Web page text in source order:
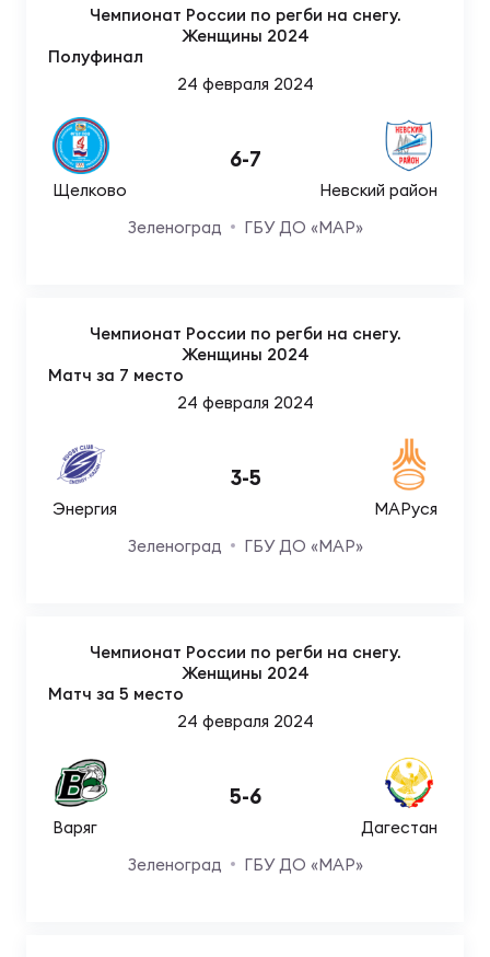
Чемпионат России по регби на снегу.
Женщины 2024
Полуфинал
24 февраля 2024
Щелково
6-7
Невский район
Зеленоград
ГБУ ДО «МАР»
Чемпионат России по регби на снегу.
Женщины 2024
Матч за 7 место
24 февраля 2024
Энергия
3-5
МАРуся
Зеленоград
ГБУ ДО «МАР»
Чемпионат России по регби на снегу.
Женщины 2024
Матч за 5 место
24 февраля 2024
Варяг
5-6
Дагестан
Зеленоград
ГБУ ДО «МАР»